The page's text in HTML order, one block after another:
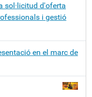
sol·licitud d'oferta
i gestió
en el marc de